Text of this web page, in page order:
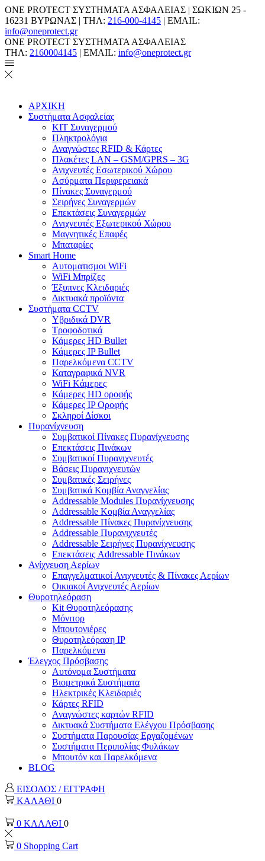
ONE PROTECT ΣΥΣΤΗΜΑΤΑ ΑΣΦΑΛΕΙΑΣ | ΣΩΚΙΩΝ 25 -
16231 ΒΥΡΩΝΑΣ | ΤΗΛ: 216-000-4145 | EMAIL:
info@oneprotect.gr
ONE PROTECT ΣΥΣΤΗΜΑΤΑ ΑΣΦΑΛΕΙΑΣ
ΤΗΛ: 2160004145 | EMAIL: info@oneprotect.gr
ΑΡΧΙΚΗ
Συστήματα Ασφαλείας
ΚΙΤ Συναγερμού
Πληκτρολόγια
Αναγνώστες RFID & Κάρτες
Πλακέτες LAN – GSM/GPRS – 3G
Ανιχνευτές Εσωτερικού Χώρου
Aσύρματα Περιφερειακά
Πίνακες Συναγερμού
Σειρήνες Συναγερμών
Επεκτάσεις Συναγερμών
Ανιχνευτές Εξωτερικού Χώρου
Μαγνητικές Επαφές
Μπαταρίες
Smart Home
Αυτοματισμοι WiFi
WiFi Μπρίζες
Έξυπνες Κλειδαριές
Δικτυακά προϊόντα
Συστήματα CCTV
Υβριδικά DVR
Tροφοδοτικά
Κάμερες HD Βullet
Κάμερες IP Βullet
Παρελκόμενα CCTV
Καταγραφικά NVR
WiFi Kάμερες
Κάμερες HD οροφής
Κάμερες IP Οροφής
Σκληροί Δίσκοι
Πυρανίχνευση
Συμβατικοί Πίνακες Πυρανίχνευσης
Επεκτάσεις Πινάκων
Συμβατικοί Πυρανιχνευτές
Βάσεις Πυρανιχνευτών
Συμβατικές Σειρήνες
Συμβατικά Κομβία Αναγγελίας
Addressable Modules Πυρανίχνευσης
Addressable Κομβία Αναγγελίας
Addressable Πίνακες Πυρανίχνευσης
Addressable Πυρανιχνευτές
Addressable Σειρήνες Πυρανίχνευσης
Επεκτάσεις Addressable Πινάκων
Ανίχνευση Αερίων
Επαγγελματικοί Ανιχνευτές & Πίνακες Αερίων
Οικιακοί Ανιχνευτές Αερίων
Θυροτηλεόραση
Kit Θυροτηλεόρασης
Μόνιτορ
Μπουτονιέρες
Θυροτηλεόραση ΙΡ
Παρελκόμενα
Έλεγχος Πρόσβασης
Aυτόνομα Συστήματα
Βιομετρικά Συστήματα
Ηλεκτρικές Κλειδαριές
Κάρτες RFID
Αναγνώστες καρτών RFID
Δικτυακά Συστήματα Ελέγχου Πρόσβασης
Συστήματα Παρουσίας Εργαζομένων
Συστήματα Περιπολίας Φυλάκων
Mπουτόν και Παρελκόμενα
BLOG
ΕΙΣΟΔΟΣ / ΕΓΓΡΑΦΗ
ΚΑΛΑΘΙ 0
0 ΚΑΛΑΘΙ 0
0 Shopping Cart